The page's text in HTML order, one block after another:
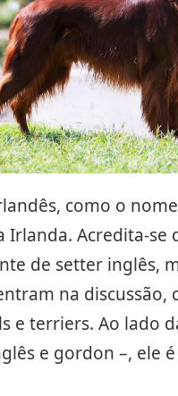
como o
Irlanda. Acredita-se
de setter inglês,
na discussão,
e terriers. Ao lado
e gordon –, ele